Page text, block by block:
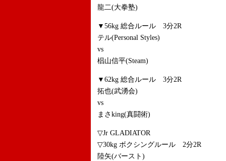
龍二(大拳塾)
▼56kg 総合ルール 3分2R
テル(Personal Styles)
vs
椙山信平(Steam)
▼62kg 総合ルール 3分2R
拓也(武湧会)
vs
まさking(真闘術)
▽Jr GLADIATOR
▽30kg ボクシングルール 2分2R
陸矢(バースト)